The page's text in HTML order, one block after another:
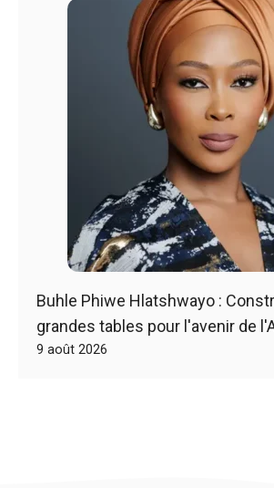
Buhle Phiwe Hlatshwayo :
grandes tables pour l'avenir de
9 août 2026